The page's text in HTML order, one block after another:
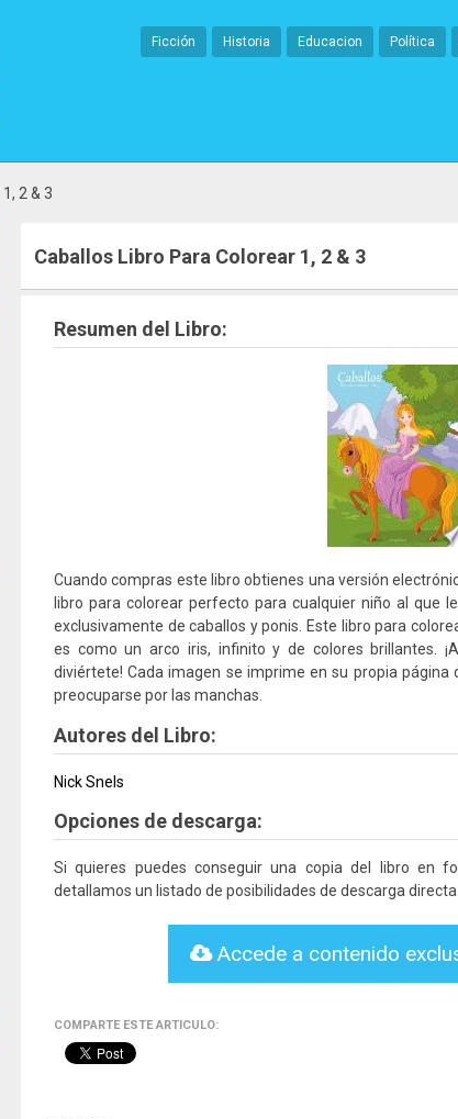
Ficción Historia Educacion Política
2 & 3
Caballos Libro Para Colorear 1, 2 & 3
Resumen del Libro:
Cuando compras este libro obtienes una versión
libro para colorear perfecto para cualquier niño al que
exclusivamente de caballos y ponis. Este libro para
es como un arco iris, infinito y de colores brillantes.
diviértete! Cada imagen se imprime en su propia página
preocuparse por las manchas.
Autores del Libro:
Nick Snels
Opciones de descarga:
Si quieres puedes conseguir una copia del libro en
detallamos un listado de posibilidades de descarga
Accede a contenido
COMPARTE ESTE ARTICULO: